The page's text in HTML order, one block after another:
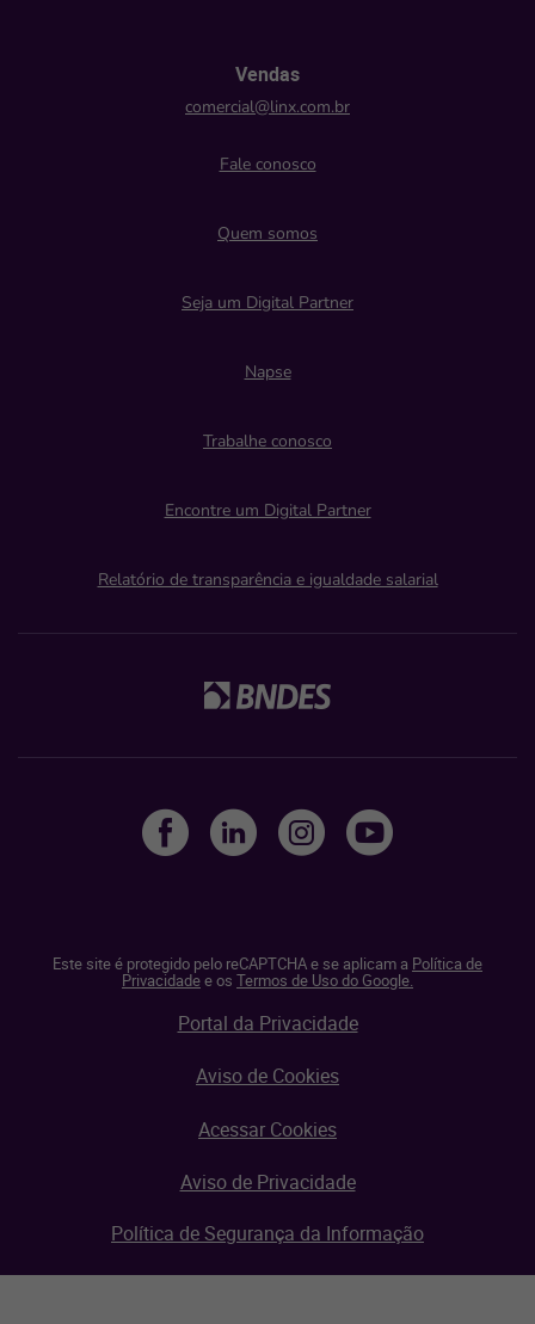
Vendas
comercial@linx.com.br
Fale conosco
Quem somos
Seja um Digital Partner
Napse
Trabalhe conosco
Encontre um Digital Partner
Relatório de transparência e igualdade salarial
Este site é protegido pelo reCAPTCHA e se aplicam a Política de
Privacidadee os Termos de Uso do Google.
Portal da Privacidade
Aviso de Cookies
Acessar Cookies
Aviso de Privacidade
Política de Segurança da Informação